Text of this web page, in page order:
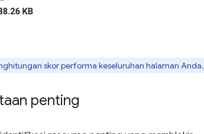
skor performa keseluruhan halaman Anda.
penting